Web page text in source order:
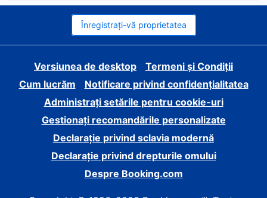
Înregistrați-vă proprietatea
Versiunea de desktop
Termeni și Condiții
Cum lucrăm
Notificare privind confidențialitatea
Administrați setările pentru cookie-uri
Gestionați recomandările personalizate
Declarație privind sclavia modernă
Declarație privind drepturile omului
Despre Booking.com